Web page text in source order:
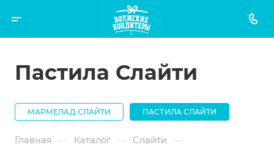
Пастила Слайти
МАРМЕЛАД СЛАЙТИ ПАСТИЛА СЛАЙТИ
Главная — Каталог — Слайти —